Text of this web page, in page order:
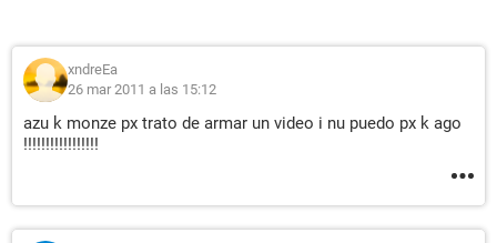
xndreEa
26 mar 2011 a las 15:12
azu k monze px trato de armar un video i nu puedo px k ago
!!!!!!!!!!!!!!!!!